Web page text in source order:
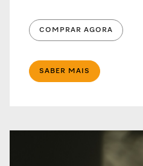
COMPRAR AGORA
SABER MAIS